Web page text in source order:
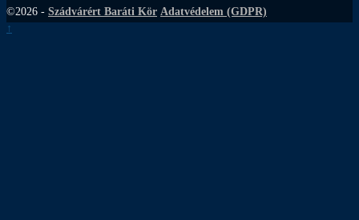
©2026 - Szádvárért Baráti Kör Adatvédelem (GDPR)
↑